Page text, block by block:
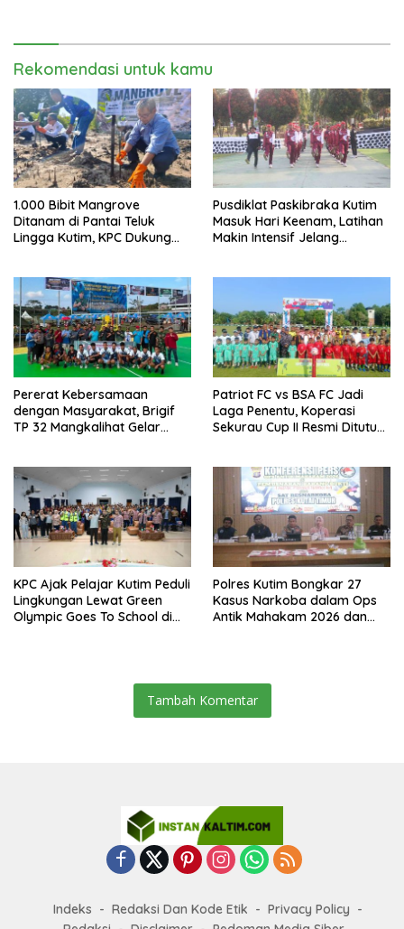
Rekomendasi untuk kamu
1.000 Bibit Mangrove
Ditanam di Pantai Teluk
Lingga Kutim, KPC Dukung
Pusdiklat Paskibraka Kutim
Masuk Hari Keenam, Latihan
Makin Intensif Jelang
Pererat Kebersamaan
dengan Masyarakat, Brigif
TP 32 Mangkalihat Gelar
Patriot FC vs BSA FC Jadi
Laga Penentu, Koperasi
Sekurau Cup II Resmi Ditutup
KPC Ajak Pelajar Kutim Peduli
Lingkungan Lewat Green
Olympic Goes To School di
Polres Kutim Bongkar 27
Kasus Narkoba dalam Ops
Antik Mahakam 2026 dan
Tambah Komentar
Indeks Redaksi Dan Kode Etik
Privacy Policy